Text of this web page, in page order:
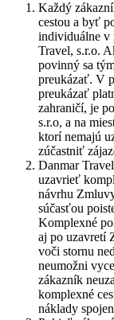
Každý
cestou a byť
individuálne v
Travel, s.r.o.
povinný sa
preukázať. V
preukázať
zahraničí, je
s.r.o, a na
ktorí nemajú
zúčastniť
Danmar
uzavrieť
návrhu
súčasťou
Komplexné
aj po uzavretí
voči stornu
neumožni
zákazník
komplexné
náklady